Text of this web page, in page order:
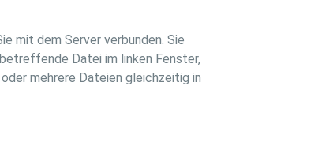
mit dem Server verbunden. Sie
Datei im linken Fenster,
mehrere Dateien gleichzeitig in